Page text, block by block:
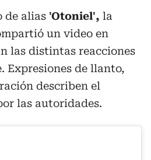
de alias 'Otoniel', la
un video en
las distintas reacciones
Expresiones de llanto,
describen el
las autoridades.